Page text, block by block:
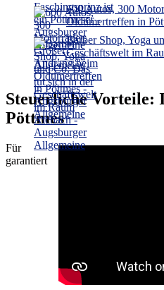
600 Autos, 300
Oldtimertreffen in
Barber Shop, Yoga
Geschäftswelt im
Allgemeine
Steuerliche
Pöttmes
Für
garantiert